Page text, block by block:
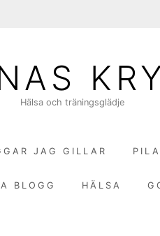
Hälsa och träningsglädje
JAG GILLAR
BLOGG HÄLSA